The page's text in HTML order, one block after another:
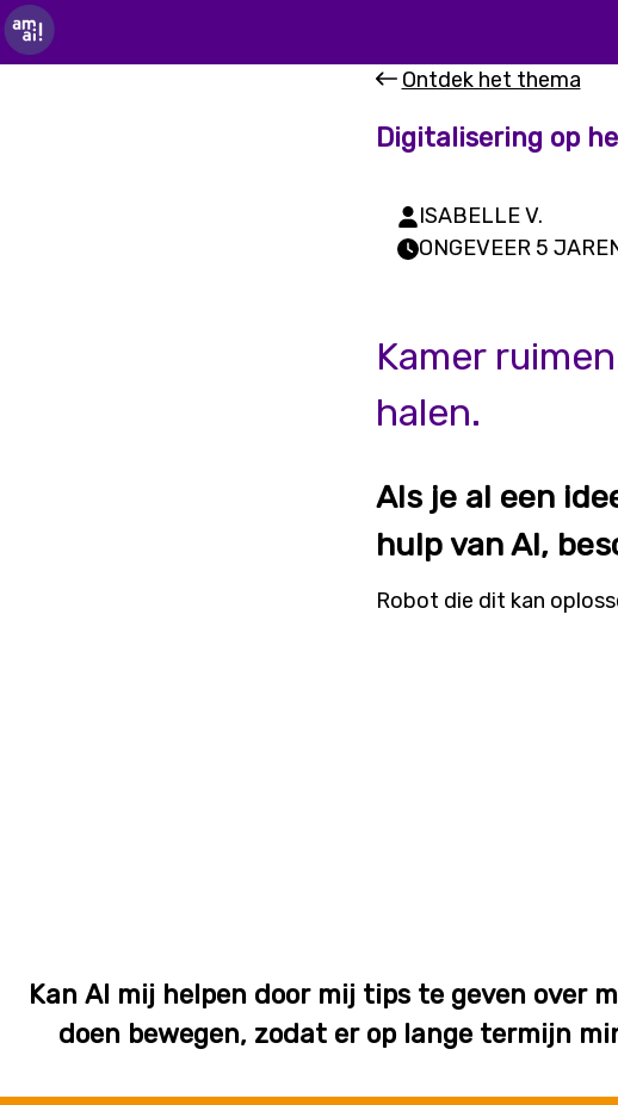
Ontdek het thema
Digitalisering op
ISABELLE V.
ONGEVEER 5
Kamer
halen.
Als je al een
hulp van AI,
Robot die dit kan
Kan AI mij helpen door mij tips te geven over
doen bewegen, zodat er op lange termijn